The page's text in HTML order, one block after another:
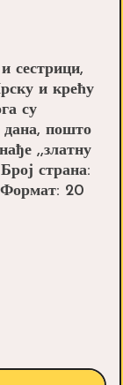
сестрици,
и крећу
су
дана, пошто
,,златну
страна:
20